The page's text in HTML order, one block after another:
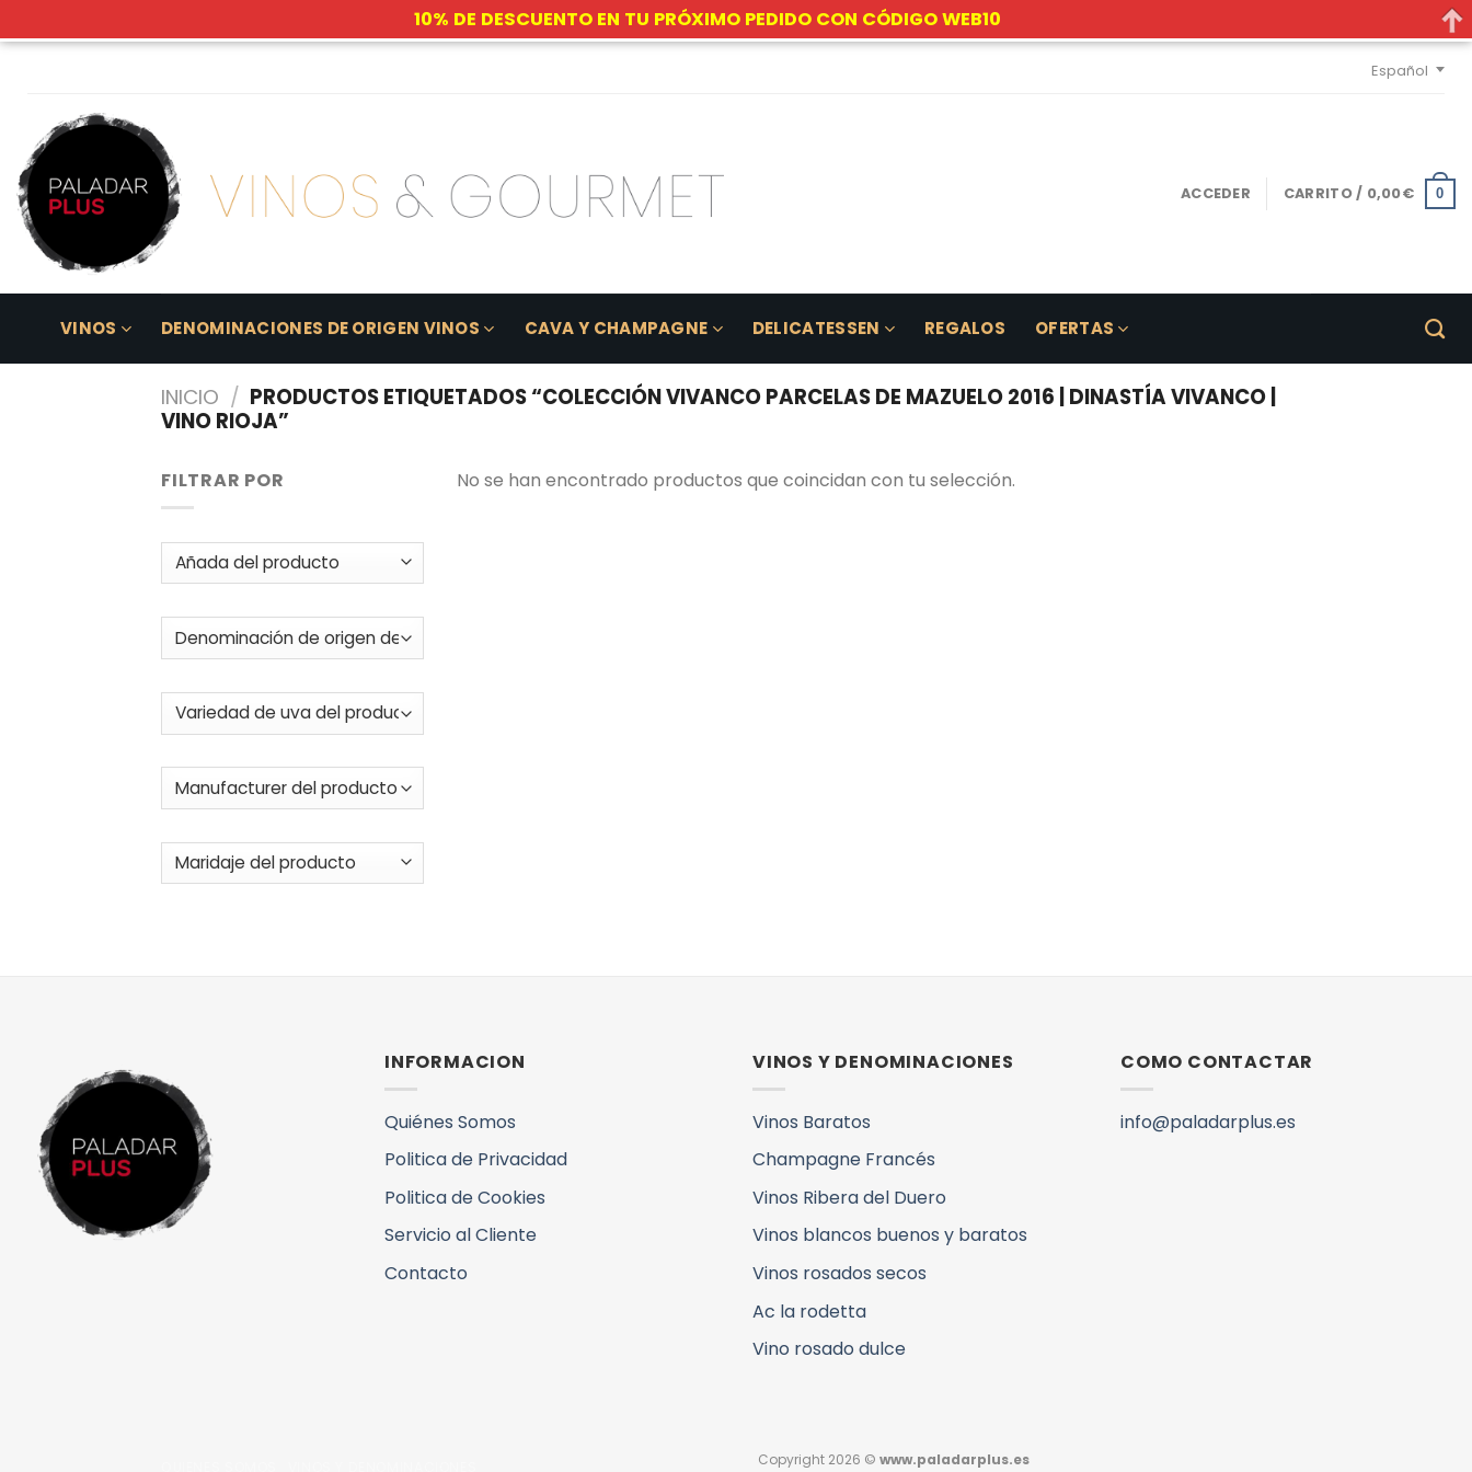
Skip
Español
ACCEDER CARRITO / 0,00€ 0
VINOS DENOMINACIONES DE ORIGEN VINOS CAVA Y CHAMPAGNE DELICATESSEN REGALOS OFERTAS
INICIO / PRODUCTOS ETIQUETADOS “COLECCIÓN VIVANCO PARCELAS DE MAZUELO 2016 | DINASTÍA VIVANCO |
VINO RIOJA”
FILTRAR POR No se han encontrado productos que coincidan con tu selección.
INFORMACION
Quiénes Somos
Politica de Privacidad
Politica de Cookies
Servicio al Cliente
Contacto
VINOS Y DENOMINACIONES
Vinos Baratos
Champagne Francés
Vinos Ribera del Duero
Vinos blancos buenos y baratos
Vinos rosados secos
Ac la rodetta
Vino rosado dulce
COMO CONTACTAR
info@paladarplus.es
Copyright 2026 ©www.paladarplus.es
10% DE DESCUENTO EN TU PRÓXIMO PEDIDO CON CÓDIGO WEB10